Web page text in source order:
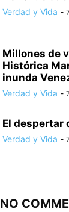
Verdad y Vida -
Millones de
Histórica
inunda
Verdad y Vida -
El despertar
Verdad y Vida -
NO